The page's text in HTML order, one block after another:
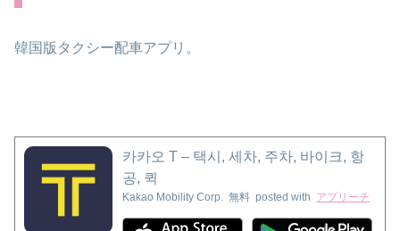
韓国版タクシー配車アプリ。
카카오 T – 택시, 세차, 주차, 바이크, 항
공, 퀵
Kakao Mobility Corp. 無料 posted with アプリーチ